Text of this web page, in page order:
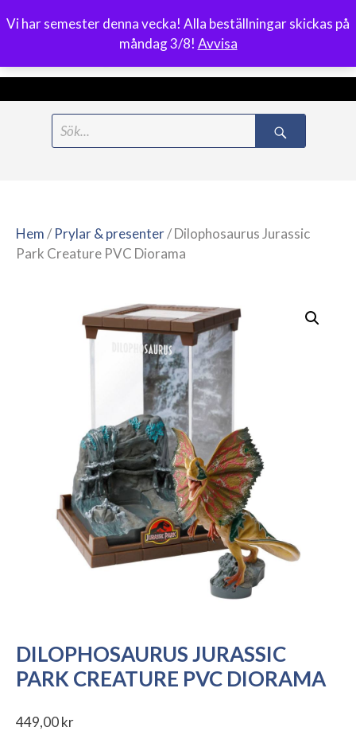
Vi har semester denna vecka! Alla beställningar skickas på
måndag 3/8! Avvisa
0
Meny
Hem/Prylar & presenter/ Dilophosaurus Jurassic
Park Creature PVC Diorama
DILOPHOSAURUS JURASSIC
PARK CREATURE PVC DIORAMA
449,00kr